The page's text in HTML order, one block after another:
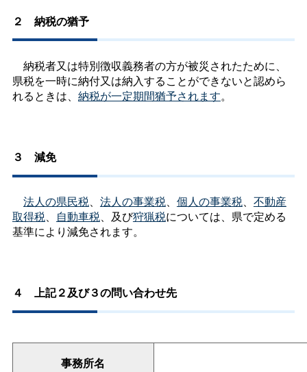
２ 納税の猶予
納税者又は特別徴収義務者の方が被災されたために、
県税を一時に納付又は納入することができないと認めら
れるときは、 納税が一定期間猶予されます。
３ 減免
法人の県民税、 法人の事業税、 個人の事業税、 不動産
取得税、 自動車税、及び狩猟税については、県で定める
基準により減免されます。
４ 上記２及び３の問い合わせ先
事務所名